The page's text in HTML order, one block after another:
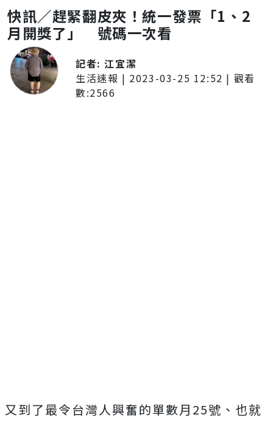
快訊／趕緊翻皮夾！統一發票「1、2
月開獎了」 號碼一次看
記者:江宜潔
生活速報 | 2023-03-25 12:52 | 觀看
數:2566
又到了最令台灣人興奮的單數月25號、也就